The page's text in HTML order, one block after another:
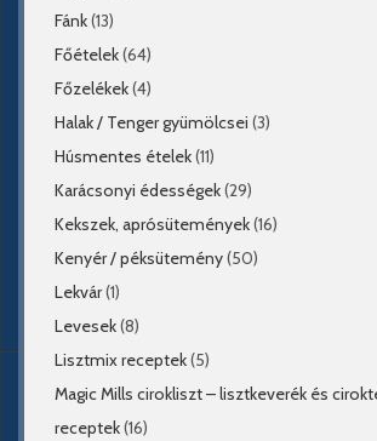
Fánk(13)
Főételek(64)
Főzelékek(4)
Halak / Tenger gyümölcsei (3)
Húsmentes ételek(11)
Karácsonyi édességek(29)
Kekszek, aprósütemények(16)
Kenyér / péksütemény(50)
Lekvár(1)
Levesek(8)
Lisztmix receptek(5)
Magic Mills cirokliszt – lisztkeverék és
receptek(16)